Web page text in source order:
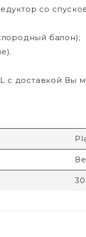
со
балон);
с доставкой Вы
30